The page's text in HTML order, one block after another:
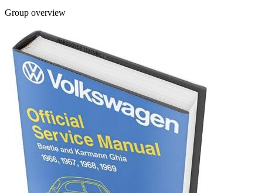
Group overview